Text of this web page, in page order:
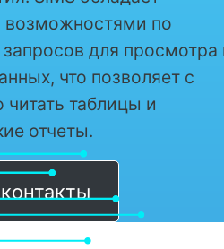
по
для просмотра
что позволяет с
читать таблицы и
отчеты.